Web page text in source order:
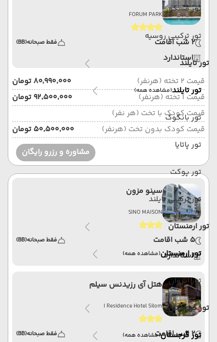
تور مسکو
تور ترکیبی روسیه
تور تایلند
تور تایلند(مشاهده همه)
تور بانکوک
تور پاتایا
تور پوکت
تور ترکیبی تایلند
تور ارمنستان
تور ارمنستان(مشاهده همه)
تور ایروان
تور گرجستان
تور گرجستان(مشاهده همه)
FORUM PARK
2 شب اقامت فقط صبحانه(BB)
استاندارد
قیمت 2 تخته (هرنفر)
۸۰٬۹۹۰٬۰۰۰ تومان
قیمت 1 تخته (هرنفر)
۹۲٬۵۰۰٬۰۰۰ تومان
قیمت کودک با تخت (هر نفر)
قیمت کودک بدون تخت (هرنفر)
۵۰٬۵۰۰٬۰۰۰ تومان
مشاوره و رزرو رایگان
سینو مزون
SINO MAISON
5 شب اقامت فقط صبحانه(BB)
استاندارد
هتل آی رزیدنس سیلم
I Residence Hotel Silom
2 شب اقامت فقط صبحانه(BB)